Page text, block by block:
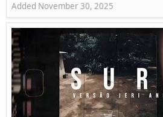
Added November 30, 2025